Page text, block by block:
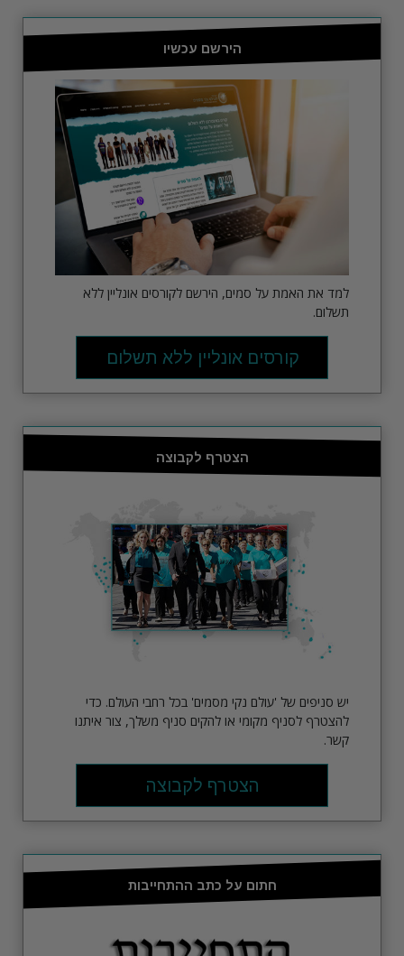
הירשם עכשיו
למד את האמת על סמים, הירשם לקורסים אונליין ללא
תשלום.
קורסים אונליין ללא תשלום
הצטרף לקבוצה
יש סניפים של 'עולם נקי מסמים' בכל רחבי העולם. כדי
להצטרף לסניף מקומי או להקים סניף משלך, צור איתנו
קשר.
הצטרף לקבוצה
חתום על כתב ההתחייבות